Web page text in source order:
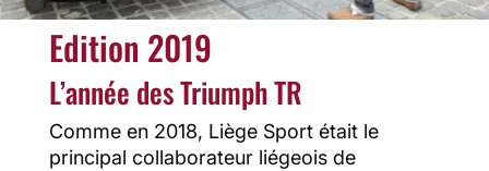
Edition 2019
L’année des Triumph TR
Comme en 2018, Liège Sport était le
principal collaborateur liégeois de